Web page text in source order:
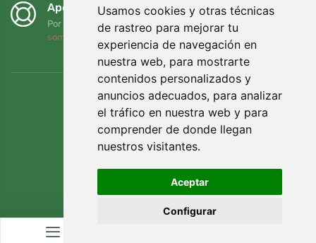
Usamos cookies y otras técnicas
de rastreo para mejorar tu
experiencia de navegación en
nuestra web, para mostrarte
contenidos personalizados y
anuncios adecuados, para analizar
el tráfico en nuestra web y para
comprender de donde llegan
nuestros visitantes.
Aceptar
Configurar
Apoyamos a Trees.org
Por cada pedido plantamos un árbol. Leer más
somos